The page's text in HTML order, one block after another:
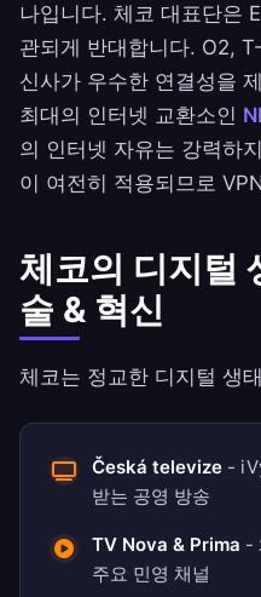
나입니다. 체코 대표단은
관되게 반대합니다. O2,
신사가 우수한 연결성을
최대의 인터넷 교환소인
의 인터넷 자유는 강력하
이 여전히 적용되므로
체코의 디지털
술 & 혁신
체코는 정교한 디지털 생
Česká televize -
받는 공영 방송
TV Nova & Prima -
주요 민영 채널